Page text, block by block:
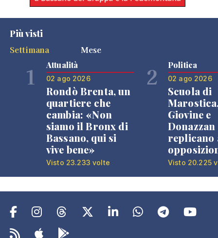
Più visti
Settimana
Mese
1 Attualità
02 ago 2026
Rondò Brenta, un
quartiere che
cambia: «Non
siamo il Bronx di
Bassano, qui si
vive bene»
Visto 23.233 volte
2 Politica
02 ago 2026
Scuola di
Giovine e
Donazzan
replicano
Visto 20.225